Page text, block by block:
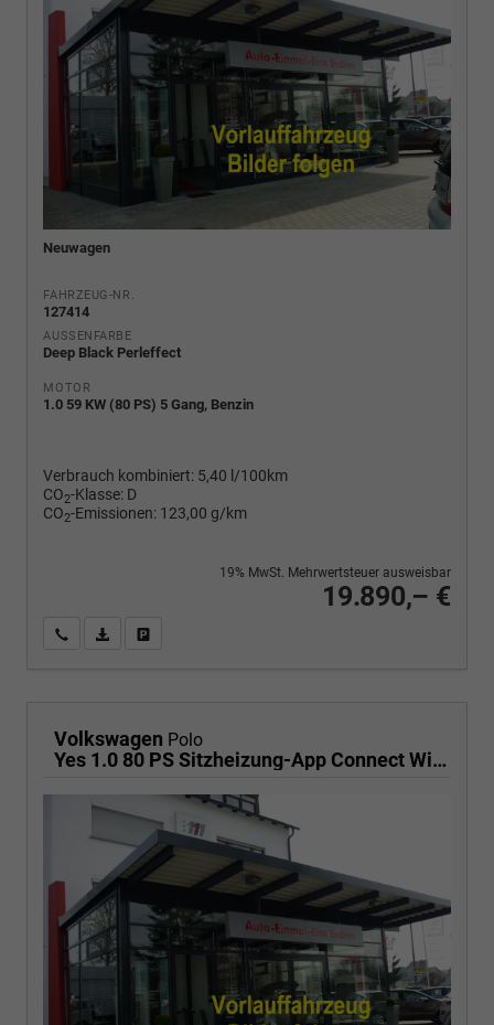
Neuwagen
FAHRZEUG-NR.
127414
AUSSENFARBE
Deep Black Perleffect
MOTOR
1.0 59 KW (80 PS) 5 Gang, Benzin
Verbrauch kombiniert: 5,40 l/100km
CO2-Klasse: D
CO2-Emissionen: 123,00 g/km
19.890,– €
19% MwSt. Mehrwertsteuer ausweisbar
Wir rufen Sie anPDF-Fahrzeugexposé drucken
Volkswagen Polo
Yes 1.0 80 PS Sitzheizung-App Connect Wireless-Einparkhilfe-Klima-Sofort